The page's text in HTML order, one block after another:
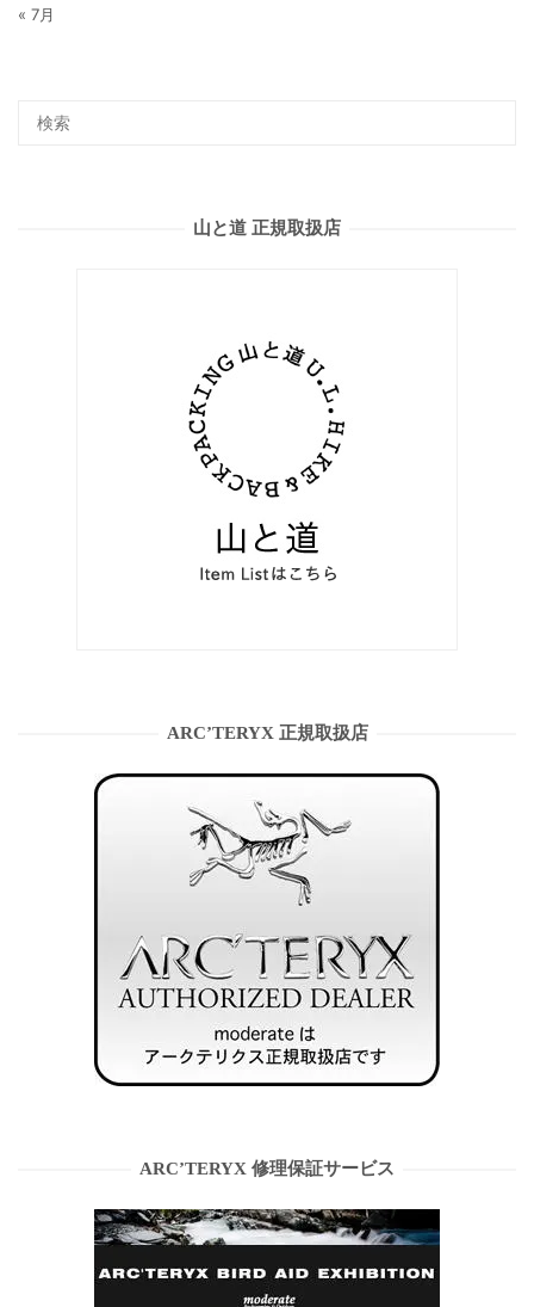
« 7月
山と道 正規取扱店
ARC’TERYX 正規取扱店
ARC’TERYX 修理保証サービス